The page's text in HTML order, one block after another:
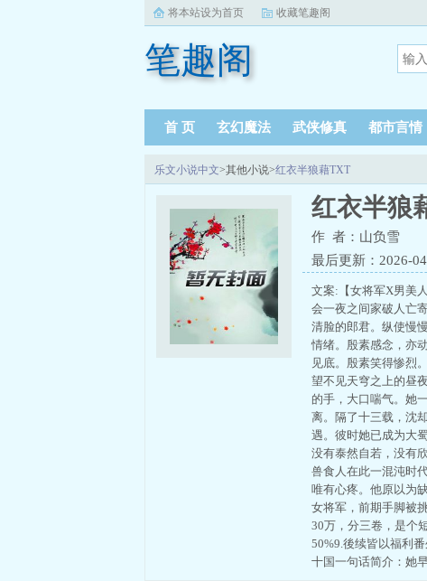
将本站设为首页 收藏笔趣阁
笔趣阁
首 页 玄幻魔法 武侠修真 都市言情
乐文小说中文>其他小说>红衣半狼藉TXT
红衣半狼
作 者：山负雪
最后更新：2026-
文案:【女将军X男美
会一夜之间家破人亡
清脸的郎君。纵使慢
情绪。殷素感念，亦
见底。殷素笑得惨烈
望不见天穹之上的昼
的手，大口喘气。她
离。隔了十三载，沈
遇。彼时她已成为大
没有泰然自若，没有
兽食人在此一混沌时
唯有心疼。他原以为
女将军，前期手脚被
30万，分三卷，是个
50%9.後续皆以福利
十国一句话简介：她